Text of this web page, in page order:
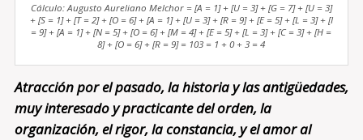
Cálculo: Augusto Aureliano Melchor = [A = 1] + [U = 3] + [G = 7] + [U = 3]
+ [S = 1] + [T = 2] + [O = 6] + [A = 1] + [U = 3] + [R = 9] + [E = 5] + [L = 3] + [I
= 9] + [A = 1] + [N = 5] + [O = 6] + [M = 4] + [E = 5] + [L = 3] + [C = 3] + [H =
8] + [O = 6] + [R = 9] = 103 = 1 + 0 + 3 = 4
Atracción por el pasado, la historia y las antigüedades,
muy interesado y practicante del orden, la
organización, el rigor, la constancia, y el amor al